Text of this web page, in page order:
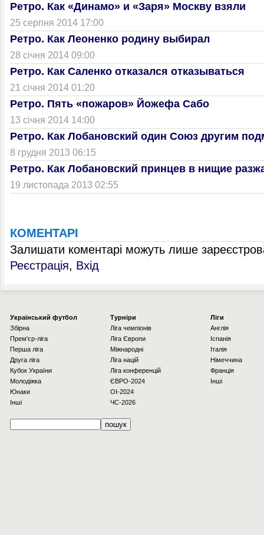
Ретро. Как «Динамо» и «Заря» Москву взяли
25 серпня 2014 17:00
Ретро. Как Леоненко родину выбирал
28 січня 2014 09:00
Ретро. Как Саленко отказался отказываться
21 січня 2014 01:20
Ретро. Пять «пожаров» Йожефа Сабо
13 січня 2014 14:00
Ретро. Как Лобановский один Союз другим
8 грудня 2013 06:15
Ретро. Как Лобановский принцев в нищие
19 листопада 2013 02:55
КОМЕНТАРІ
Залишати коментарі можуть лише
Реєстрація, Вхід
Українcький футбол
Збірна
Прем'єр-ліга
Перша ліга
Друга ліга
Кубок України
Молодіжка
Юнаки
Інші
Турніри
Ліга чемпіонів
Ліга Європи
Міжнародні
Ліга націй
Ліга конференцій
ЄВРО-2024
OI-2024
ЧС-2026
Ліги
Англія
Іспанія
Італія
Німеччина
Франція
Інші